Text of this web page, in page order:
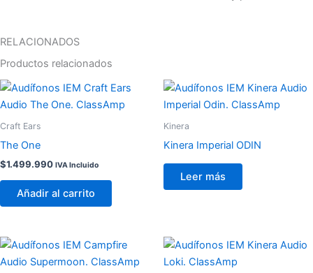
RELACIONADOS
Productos relacionados
Craft Ears
The One
$1.499.990 IVA Incluido
Añadir al carrito
Kinera
Kinera Imperial ODIN
Leer más